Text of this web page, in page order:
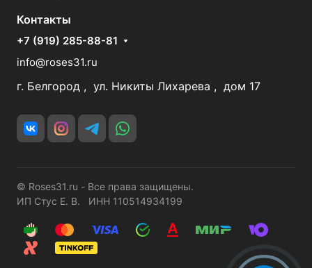
Контакты
+7 (919) 285-88-81
info@roses31.ru
г. Белгород , ул. Никиты Лихарева , дом 17
© Roses31.ru - Все права защищены.
ИП Стус Е. В. ИНН 110514934199